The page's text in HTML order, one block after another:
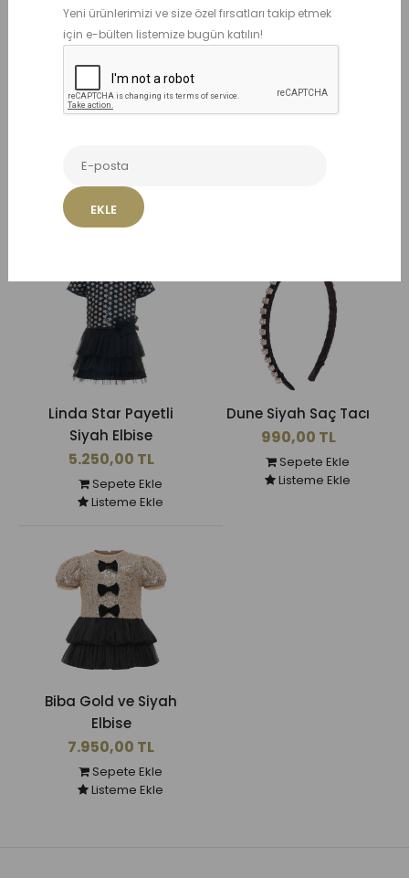
Yeni ürünlerimizi ve size özel fırsatları takip etmek
için e-bülten listemize bugün katılın!
EKLE
ADET
Benzer Ürünler
Linda Star Payetli
Siyah Elbise
5.250,00 TL
Sepete Ekle
Listeme Ekle
Dune Siyah Saç Tacı
990,00 TL
Sepete Ekle
Listeme Ekle
Biba Gold ve Siyah
Elbise
7.950,00 TL
Sepete Ekle
Listeme Ekle